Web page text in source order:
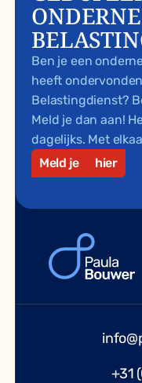
Ben je een
heeft
Belastingdienst?
Meld je dan aan!
dagelijks. Met
Meld je
hier
+31